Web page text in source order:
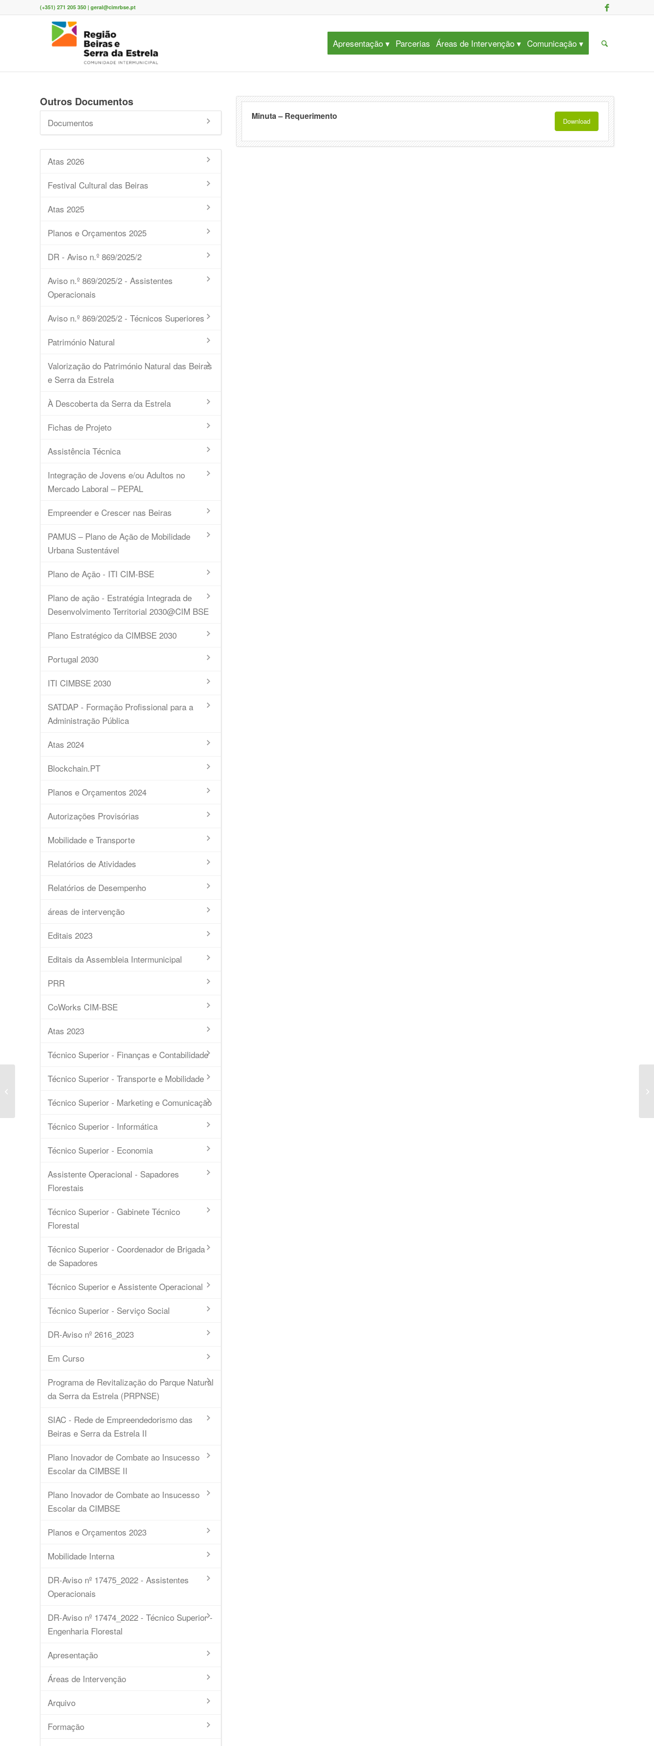
(+351) 271 205 350 | geral@cimrbse.pt
Apresentação Parcerias Áreas de Intervenção Comunicação
Outros Documentos
Documentos
Atas 2026
Festival Cultural das Beiras
Atas 2025
Planos e Orçamentos 2025
DR - Aviso n.º 869/2025/2
Aviso n.º 869/2025/2 - Assistentes
Operacionais
Aviso n.º 869/2025/2 - Técnicos Superiores
Património Natural
Valorização do Património Natural das Beiras
e Serra da Estrela
À Descoberta da Serra da Estrela
Fichas de Projeto
Assistência Técnica
Integração de Jovens e/ou Adultos no
Mercado Laboral – PEPAL
Empreender e Crescer nas Beiras
PAMUS – Plano de Ação de Mobilidade
Urbana Sustentável
Plano de Ação - ITI CIM-BSE
Plano de ação - Estratégia Integrada de
Desenvolvimento Territorial 2030@CIM BSE
Plano Estratégico da CIMBSE 2030
Portugal 2030
ITI CIMBSE 2030
SATDAP - Formação Profissional para a
Administração Pública
Atas 2024
Blockchain.PT
Planos e Orçamentos 2024
Autorizações Provisórias
Mobilidade e Transporte
Relatórios de Atividades
Relatórios de Desempenho
áreas de intervenção
Editais 2023
Editais da Assembleia Intermunicipal
PRR
CoWorks CIM-BSE
Atas 2023
Técnico Superior - Finanças e Contabilidade
Técnico Superior - Transporte e Mobilidade
Técnico Superior - Marketing e Comunicação
Técnico Superior - Informática
Técnico Superior - Economia
Assistente Operacional - Sapadores
Florestais
Técnico Superior - Gabinete Técnico
Florestal
Técnico Superior - Coordenador de Brigada
de Sapadores
Técnico Superior e Assistente Operacional
Técnico Superior - Serviço Social
DR-Aviso nº 2616_2023
Em Curso
Programa de Revitalização do Parque Natural
da Serra da Estrela (PRPNSE)
SIAC - Rede de Empreendedorismo das
Beiras e Serra da Estrela II
Plano Inovador de Combate ao Insucesso
Escolar da CIMBSE II
Plano Inovador de Combate ao Insucesso
Escolar da CIMBSE
Planos e Orçamentos 2023
Mobilidade Interna
DR-Aviso nº 17475_2022 - Assistentes
Operacionais
DR-Aviso nº 17474_2022 - Técnico Superior -
Engenharia Florestal
Apresentação
Áreas de Intervenção
Arquivo
Formação
Minuta – Requerimento Download